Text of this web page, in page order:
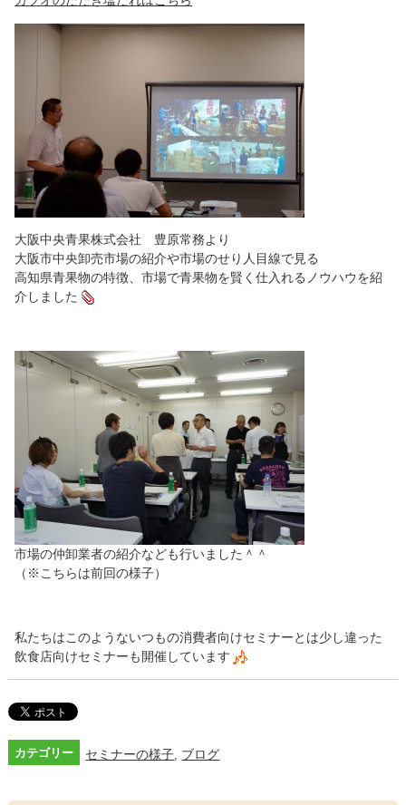
大阪中央青果株式会社 豊原常務より
大阪市中央卸売市場の紹介や市場のせり人目線で見る
高知県青果物の特徴、市場で青果物を賢く仕入れるノウハウを紹
介しました
市場の仲卸業者の紹介なども行いました＾＾
（※こちらは前回の様子）
私たちはこのようないつもの消費者向けセミナーとは少し違った
飲食店向けセミナーも開催しています
カテゴリー セミナーの様子 ブログ